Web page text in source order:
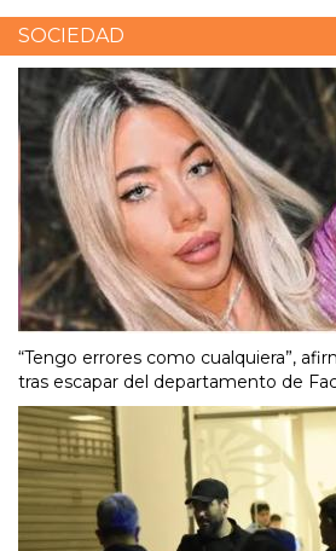
SOCIEDAD
“Tengo errores como cualquiera”,
tras escapar del departamento de